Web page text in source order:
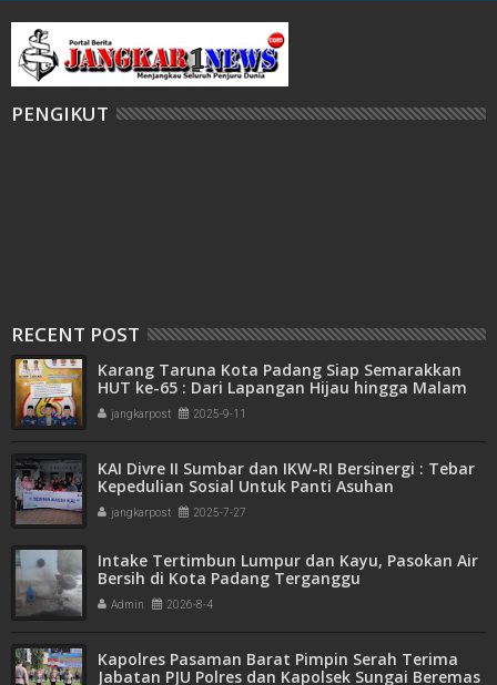
PENGIKUT
RECENT POST
Karang Taruna Kota Padang Siap Semarakkan
HUT ke-65 : Dari Lapangan Hijau hingga Malam
Kebersamaan
jangkarpost 2025-9-11
KAI Divre II Sumbar dan IKW-RI Bersinergi : Tebar
Kepedulian Sosial Untuk Panti Asuhan
jangkarpost 2025-7-27
Intake Tertimbun Lumpur dan Kayu, Pasokan Air
Bersih di Kota Padang Terganggu
Admin 2026-8-4
Kapolres Pasaman Barat Pimpin Serah Terima
Jabatan PJU Polres dan Kapolsek Sungai Beremas